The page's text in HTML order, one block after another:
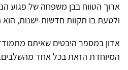
ארוך הטווח בבן משפחה של פגוע
ולטעת בו תקוות חדשות-ישנות,
אדון במספר היבטים שאיתם
המיוחדת הזאת בכל אחד מהשלבים.